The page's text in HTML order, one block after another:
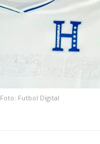
Foto: Futbol Digital